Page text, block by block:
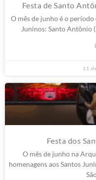
Festa de Santo
O mês de junho é o período
Juninos: Santo Antônio
11
Festa dos
O mês de junho na
homenagens aos Santos